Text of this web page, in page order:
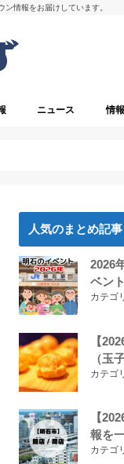
情報をお届けしています。
ニュース 情
人気のまとめ記事
2026
ベン
カテゴ
【
（玉
カテゴ
【
報を
カテゴ